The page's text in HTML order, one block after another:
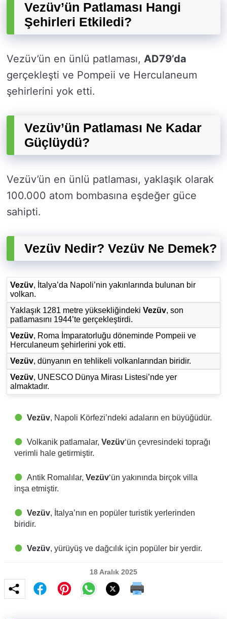
Vezüv’ün Patlaması Hangi
Şehirleri Etkiledi?
Vezüv’ün en ünlü patlaması, AD79’da
gerçekleşti ve Pompeii ve Herculaneum
şehirlerini yok etti.
Vezüv’ün Patlaması Ne Kadar
Güçlüydü?
Vezüv’ün en ünlü patlaması, yaklaşık olarak
100.000 atom bombasına eşdeğer güce
sahipti.
Vezüv Nedir? Vezüv Ne Demek?
Vezüv, İtalya’da Napoli’nin yakınlarında bulunan bir
volkan.
Yaklaşık 1281 metre yüksekliğindekiVezüv, son
patlamasını 1944’te gerçekleştirdi.
Vezüv, Roma İmparatorluğu döneminde Pompeii ve
Herculaneum şehirlerini yok etti.
Vezüv, dünyanın en tehlikeli volkanlarından biridir.
Vezüv, UNESCO Dünya Mirası Listesi’nde yer
almaktadır.
Vezüv, Napoli Körfezi’ndeki adaların en büyüğüdür.
Volkanik patlamalar, Vezüv‘ün çevresindeki toprağı
verimli hale getirmiştir.
Antik Romalılar, Vezüv‘ün yakınında birçok villa
inşa etmiştir.
Vezüv, İtalya’nın en popüler turistik yerlerinden
biridir.
Vezüv, yürüyüş ve dağcılık için popüler bir yerdir.
18 Aralık 2025